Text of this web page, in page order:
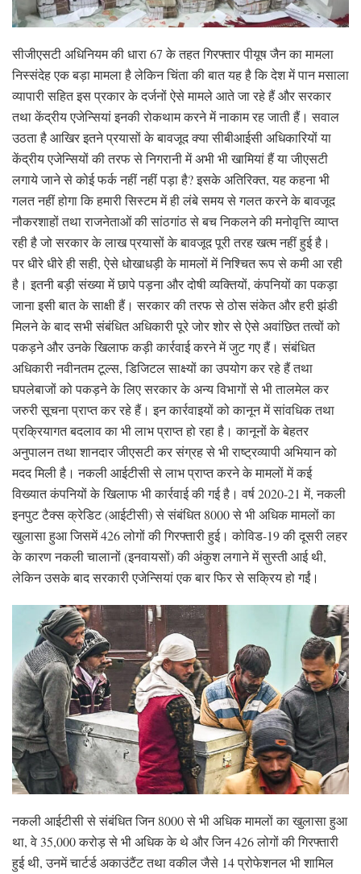
सीजीएसटी अधिनियम की धारा 67 के तहत गिरफ्तार पीयूष जैन का मामला
निस्संदेह एक बड़ा मामला है लेकिन चिंता की बात यह है कि देश में पान मसाला
व्यापारी सहित इस प्रकार के दर्जनों ऐसे मामले आते जा रहे हैं और सरकार
तथा केंद्रीय एजेन्सियां इनकी रोकथाम करने में नाकाम रह जाती हैं। सवाल
उठता है आखिर इतने प्रयासों के बावजूद क्या सीबीआईसी अधिकारियों या
केंद्रीय एजेन्सियों की तरफ से निगरानी में अभी भी खामियां हैं या जीएसटी
लगाये जाने से कोई फर्क नहीं नहीं पड़ा है? इसके अतिरिक्त, यह कहना भी
गलत नहीं होगा कि हमारी सिस्टम में ही लंबे समय से गलत करने के बावजूद
नौकरशाहों तथा राजनेताओं की सांठगांठ से बच निकलने की मनोवृत्ति व्याप्त
रही है जो सरकार के लाख प्रयासों के बावजूद पूरी तरह खत्म नहीं हुई है।
पर धीरे धीरे ही सही, ऐसे धोखाधड़ी के मामलों में निश्चित रूप से कमी आ रही
है। इतनी बड़ी संख्या में छापे पड़ना और दोषी व्यक्तियों, कंपनियों का पकड़ा
जाना इसी बात के साक्षी हैं। सरकार की तरफ से ठोस संकेत और हरी झंडी
मिलने के बाद सभी संबंधित अधिकारी पूरे जोर शोर से ऐसे अवांछित तत्वों को
पकड़ने और उनके खिलाफ कड़ी कार्रवाई करने में जुट गए हैं। संबंधित
अधिकारी नवीनतम टूल्स, डिजिटल साक्ष्यों का उपयोग कर रहे हैं तथा
घपलेबाजों को पकड़ने के लिए सरकार के अन्य विभागों से भी तालमेल कर
जरुरी सूचना प्राप्त कर रहे हैं। इन कार्रवाइयों को कानून में सांवधिक तथा
प्रक्रियागत बदलाव का भी लाभ प्राप्त हो रहा है। कानूनों के बेहतर
अनुपालन तथा शानदार जीएसटी कर संग्रह से भी राष्ट्रव्यापी अभियान को
मदद मिली है। नकली आईटीसी से लाभ प्राप्त करने के मामलों में कई
विख्यात कंपनियों के खिलाफ भी कार्रवाई की गई है। वर्ष 2020-21 में, नकली
इनपुट टैक्स क्रेडिट (आईटीसी) से संबंधित 8000 से भी अधिक मामलों का
खुलासा हुआ जिसमें 426 लोगों की गिरफ्तारी हुई। कोविड-19 की दूसरी लहर
के कारण नकली चालानों (इनवायसों) की अंकुश लगाने में सुस्ती आई थी,
लेकिन उसके बाद सरकारी एजेन्सियां एक बार फिर से सक्रिय हो गईं।
नकली आईटीसी से संबंधित जिन 8000 से भी अधिक मामलों का खुलासा हुआ
था, वे 35,000 करोड़ से भी अधिक के थे और जिन 426 लोगों की गिरफ्तारी
हुई थी, उनमें चार्टर्ड अकाउंटैंट तथा वकील जैसे 14 प्रोफेशनल भी शामिल